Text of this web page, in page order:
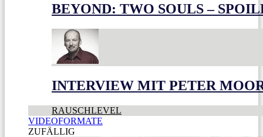
BEYOND: TWO SOULS –
INTERVIEW MIT PETER
RAUSCHLEVEL
VIDEOFORMATE
ZUFÄLLIG